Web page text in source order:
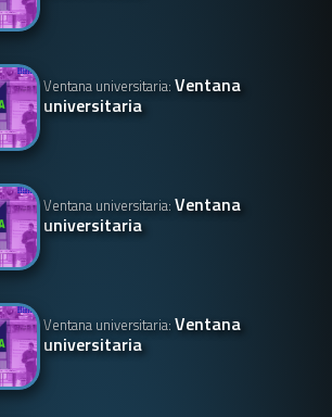
Ventana universitaria:Ventana
universitaria
Ventana universitaria:Ventana
universitaria
Ventana universitaria:Ventana
universitaria